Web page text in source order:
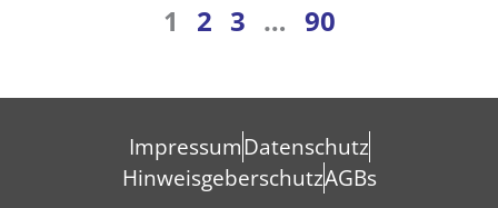
1 2 3 … 90
ImpressumDatenschutz
HinweisgeberschutzAGBs